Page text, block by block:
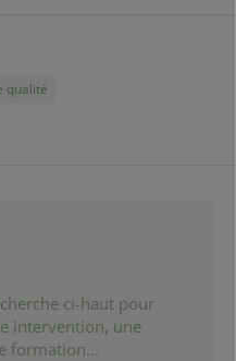
qualité
ci-haut pour
intervention, une
formation...